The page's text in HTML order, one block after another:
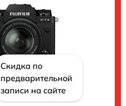
Скидка по
предварительной
записи на сайте